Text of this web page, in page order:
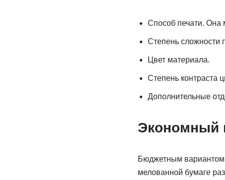
Способ печати. Она
Степень сложности
Цвет материала.
Степень контраста
Дополнительные
Экономный
Бюджетным вариантом
мелованной бумаге